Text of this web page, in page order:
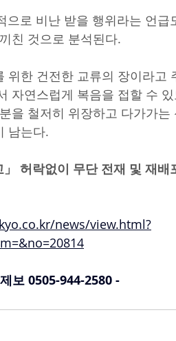
으로 비난 받을 행위라는 언급
친 것으로 분석된다.
위한 건전한 교류의 장이라고
자연스럽게 복음을 접할 수
을 철저히 위장하고 다가가는
남는다.
허락없이 무단 전재 및 재배
news/view.html?
보 0505-944-2580 -